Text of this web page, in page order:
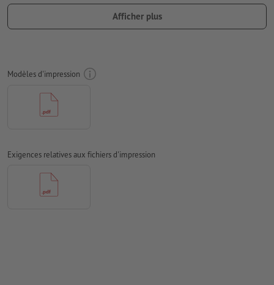
d'impression fini, veuillez tenir compte dusens de lecture
dans les données d’impression
de fond perdu
importantes à une distance de min. 4 mm du format final
Les polices de caractères
doivent être vectorisés
papiers couchés, FOGRA52 (PSO Uncoated v3 FOGRA52) pour
Nous ne vérifions pas les
Afficher plus
Modèles d'impression
Exigences relatives aux fichiers d'impression